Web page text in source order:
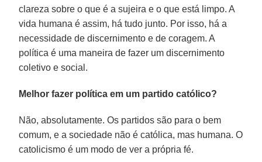
clareza sobre o que é a sujeira e o que está limpo. A
vida humana é assim, há tudo junto. Por isso, há a
necessidade de discernimento e de coragem. A
política é uma maneira de fazer um discernimento
coletivo e social.
Melhor fazer política em um partido católico?
Não, absolutamente. Os partidos são para o bem
comum, e a sociedade não é católica, mas humana. O
catolicismo é um modo de ver a própria fé.